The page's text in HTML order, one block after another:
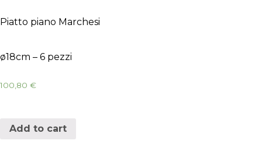
Piatto piano Marchesi
ø18cm – 6 pezzi
100,80 €
Add to cart